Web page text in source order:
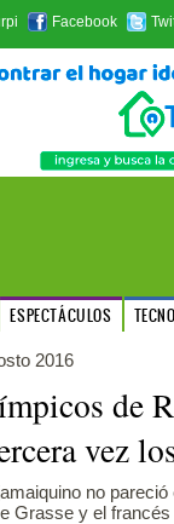
Facebook
ESPECTÁCULOS
2016
de
vez
no
Grasse y el